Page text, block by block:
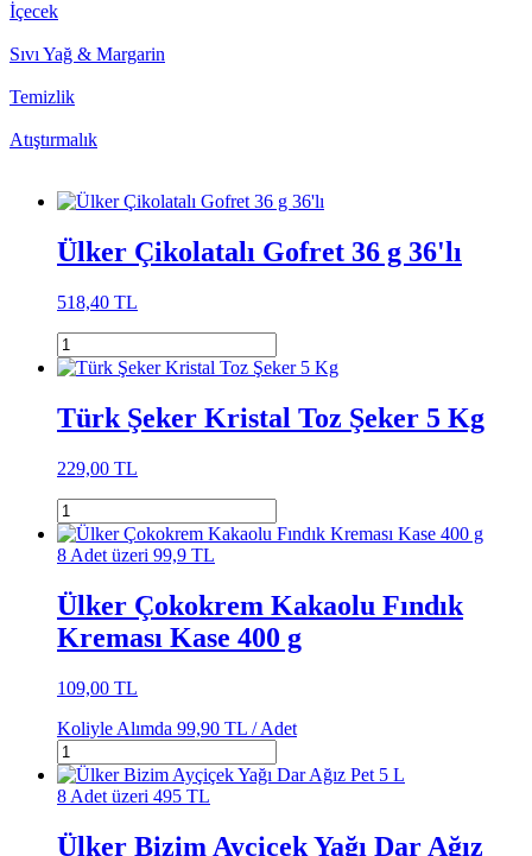
İçecek
Sıvı Yağ & Margarin
Temizlik
Atıştırmalık
Ülker Çikolatalı Gofret 36 g 36'lı
518,40 TL
Türk Şeker Kristal Toz Şeker 5 Kg
229,00 TL
8 Adet üzeri 99,9 TL
Ülker Çokokrem Kakaolu Fındık
Kreması Kase 400 g
109,00 TL
Koliyle Alımda 99,90 TL /Adet
8 Adet üzeri 495 TL
Ülker Bizim Ayçiçek Yağı Dar Ağız